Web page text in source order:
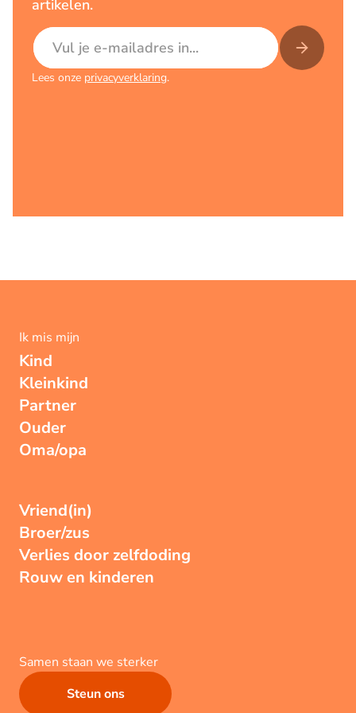
artikelen.
E-mailadres
Lees onze privacyverklaring.
Ik mis mijn
Kind
Kleinkind
Partner
Ouder
Oma/opa
Vriend(in)
Broer/zus
Verlies door zelfdoding
Rouw en kinderen
Samen staan we sterker
Steun ons